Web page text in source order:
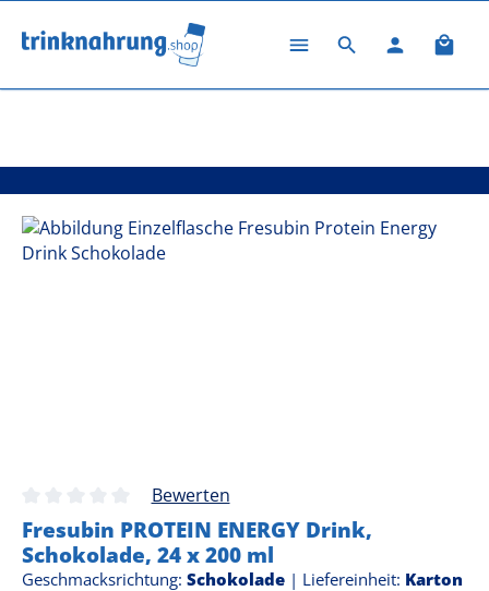
Zum Hauptinhalt springen
Bildergalerie überspringen
Durchschnittliche Bewertung von 0 von 5 Sternen
Bewerten
Fresubin PROTEIN ENERGY Drink,
Schokolade, 24 x 200 ml
Geschmacksrichtung: Schokolade | Liefereinheit: Karton